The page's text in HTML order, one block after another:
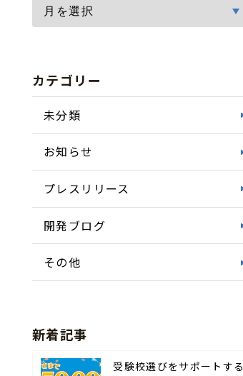
カテゴリー
未分類
お知らせ
プレスリリース
開発ブログ
その他
新着記事
受験校選びをサポートする